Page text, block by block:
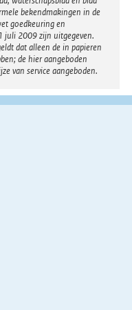
bekendmakingen in de
goedkeuring en
juli 2009 zijn uitgegeven.
dat alleen de in papieren
de hier aangeboden
van service aangeboden.